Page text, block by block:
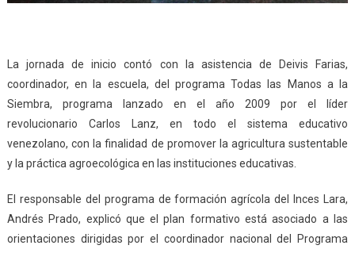
La jornada de inicio contó con la asistencia de Deivis Farias,
coordinador, en la escuela, del programa Todas las Manos a la
Siembra, programa lanzado en el año 2009 por el líder
revolucionario Carlos Lanz, en todo el sistema educativo
venezolano, con la finalidad de promover la agricultura sustentable
y la práctica agroecológica en las instituciones educativas.
El responsable del programa de formación agrícola del Inces Lara,
Andrés Prado, explicó que el plan formativo está asociado a las
orientaciones dirigidas por el coordinador nacional del Programa